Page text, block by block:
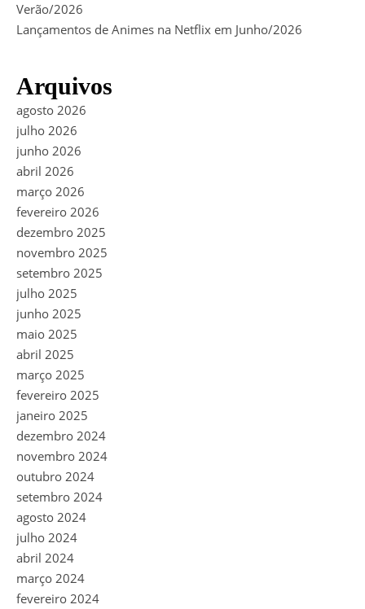
Verão/2026
Lançamentos de Animes na Netflix em Junho/2026
Arquivos
agosto 2026
julho 2026
junho 2026
abril 2026
março 2026
fevereiro 2026
dezembro 2025
novembro 2025
setembro 2025
julho 2025
junho 2025
maio 2025
abril 2025
março 2025
fevereiro 2025
janeiro 2025
dezembro 2024
novembro 2024
outubro 2024
setembro 2024
agosto 2024
julho 2024
abril 2024
março 2024
fevereiro 2024